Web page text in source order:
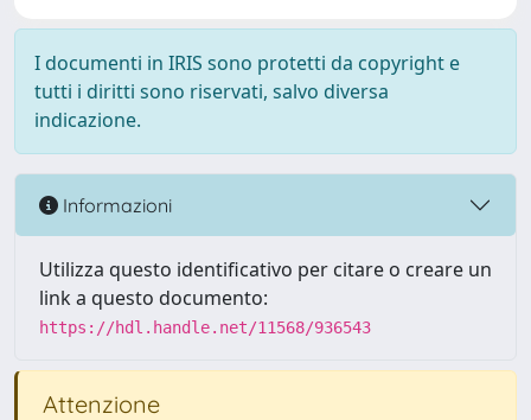
I documenti in IRIS sono protetti da copyright e
tutti i diritti sono riservati, salvo diversa
indicazione.
Informazioni
Utilizza questo identificativo per citare o creare un
link a questo documento:
https://hdl.handle.net/11568/936543
Attenzione